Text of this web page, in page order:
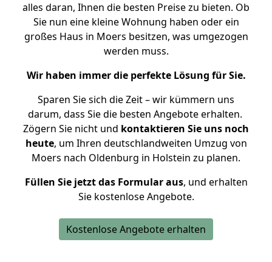
alles daran, Ihnen die besten Preise zu bieten. Ob
Sie nun eine kleine Wohnung haben oder ein
großes Haus in Moers besitzen, was umgezogen
werden muss.
Wir haben immer die perfekte Lösung für Sie.
Sparen Sie sich die Zeit – wir kümmern uns
darum, dass Sie die besten Angebote erhalten.
Zögern Sie nicht und kontaktieren Sie uns noch
heute, um Ihren deutschlandweiten Umzug von
Moers nach Oldenburg in Holstein zu planen.
Füllen Sie jetzt das Formular aus, und erhalten
Sie kostenlose Angebote.
Kostenlose Angebote erhalten